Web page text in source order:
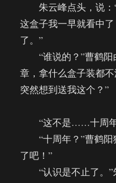
朱云峰点头，说：“
这盒子我一早就看中
了。”
“谁说的？”曹鹤阳
章，拿什么盒子装都
突然想到送我这个？”
“这不是……十周年
“十周年？”曹鹤阳
了吧！”
“认识是不止了。”